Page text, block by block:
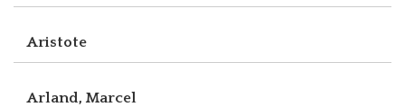
Aristote
Arland, Marcel